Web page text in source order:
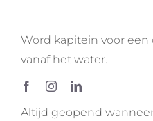
Word kapitein voor
vanaf het water.
Altijd geopend